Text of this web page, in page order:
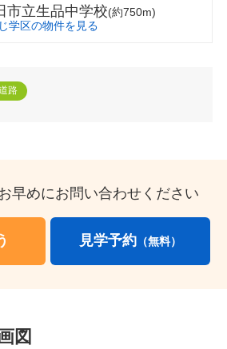
市立生品中学校(約750m)
学区の物件を見る
路
早めにお問い合わせください
見学予約 （無料）
図